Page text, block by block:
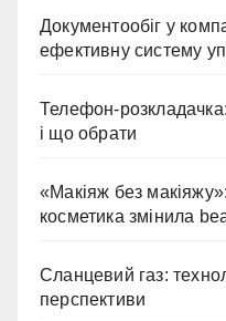
Документообіг у
ефективну систему
Телефон-
і що обрати
«Макіяж без
косметика змінила
Сланцевий газ:
перспективи